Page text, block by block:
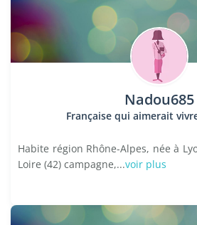
Nadou685
Française qui aimerait
Habite région Rhône-Alpes, née à
Loire (42) campagne,...voir plus